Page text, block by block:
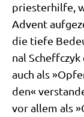
prie­ster­hil­fe,
Advent
die tie­fe
nal
auch als
den«
vor allem als